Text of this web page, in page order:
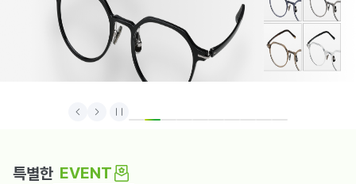
Prev Next Stop
특별한 EVENT